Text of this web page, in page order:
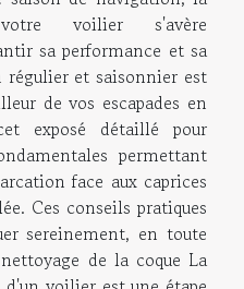
voilier s'avère
sa performance et sa
et saisonnier est
de vos escapades en
exposé détaillé pour
permettant
face aux caprices
Ces conseils pratiques
sereinement, en toute
de la coque La